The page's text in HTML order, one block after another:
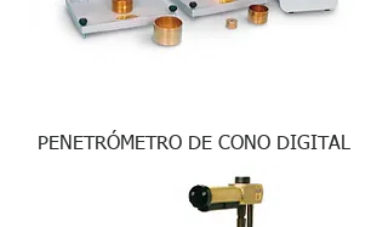
PENETRÓMETRO DE CONO DIGITAL